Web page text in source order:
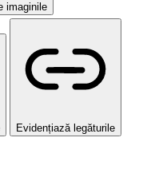
imaginile
Evidențiază legăturile